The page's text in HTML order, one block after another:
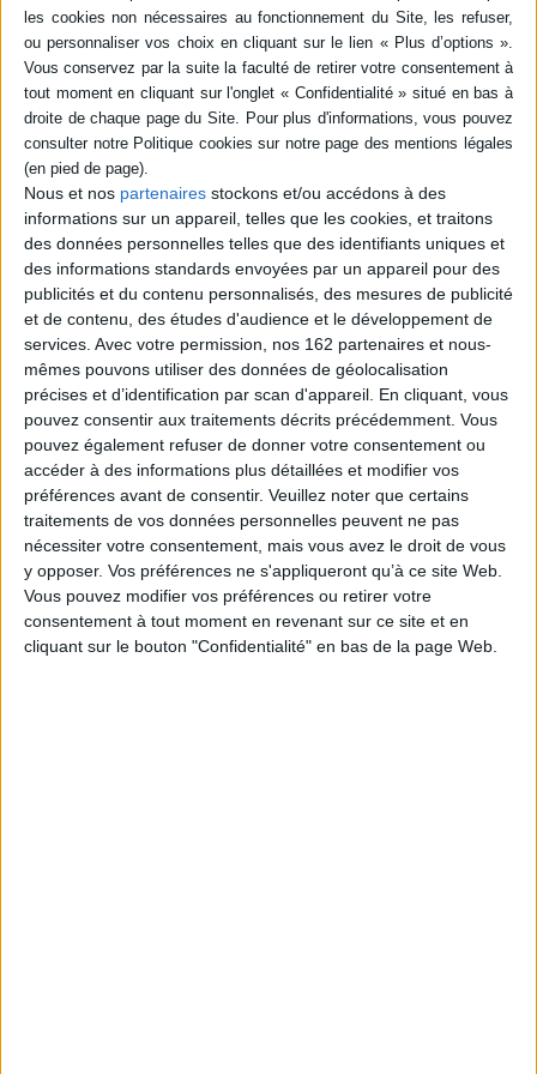
Nous et nos partenaires stockons et/ou accédons à des
informations sur un appareil, telles que les cookies, et traitons
des données personnelles telles que des identifiants uniques et
des informations standards envoyées par un appareil pour des
publicités et du contenu personnalisés, des mesures de publicité
et de contenu, des études d'audience et le développement de
services. Avec votre permission, nos 162 partenaires et nous-
mêmes pouvons utiliser des données de géolocalisation
précises et d’identification par scan d'appareil. En cliquant, vous
pouvez consentir aux traitements décrits précédemment. Vous
pouvez également refuser de donner votre consentement ou
accéder à des informations plus détaillées et modifier vos
préférences avant de consentir. Veuillez noter que certains
traitements de vos données personnelles peuvent ne pas
nécessiter votre consentement, mais vous avez le droit de vous
y opposer. Vos préférences ne s'appliqueront qu’à ce site Web.
Vous pouvez modifier vos préférences ou retirer votre
consentement à tout moment en revenant sur ce site et en
cliquant sur le bouton "Confidentialité" en bas de la page Web.
l'hiver afin de retrouver son fils. ©Electre 2026
Quatrième de couverture
La fameuse invasion de la Sicile par les ours
Tout commence le jour où Tonin, le fils du roi des ours, est enlevé par des
chasseurs dans les montagnes de Sicile... Profitant de la rigueur d'un hiver
qui menace son peuple de famine, le roi décide alors d'envahir la plaine où
habitent les hommes. Avec l'aide de son armée et d'un magicien, il réussit
à vaincre et finit par retrouver Tonin. Mais il comprend vite que le peuple
des ours n'est pas fait pour vivre au pays des hommes...
À partir de 7 ans
Fiche Technique
Paru le :23/05/2019
Thématique :Premières lectures 8 à 9 ans
Auteur(s) :Auteur :Dino Buzzati
Éditeur(s) :
Gallimard-Jeunesse
Collection(s) :Ecoutez lire
Contributeur(s) :Traducteur : Hélène Pasquier - Narrateur : Jean-Claude
Carrère
Série(s) :Non précisé.
ISBN : 978-2-07-512830-8
EAN13 : 9782075128308